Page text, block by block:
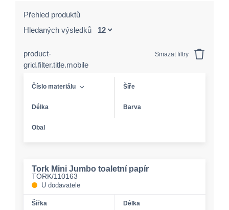
Přehled produktů
Hledaných výsledků
product-
grid.filter.title.mobile
Smazat filtry
Číslo materiálu Šíře
Délka Barva
Obal
Tork Mini Jumbo toaletní papír
TORK/110163
U dodavatele
Šířka
Délka